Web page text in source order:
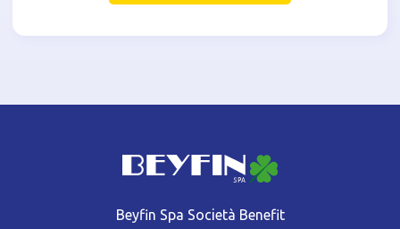
Beyfin Spa Società Benefit